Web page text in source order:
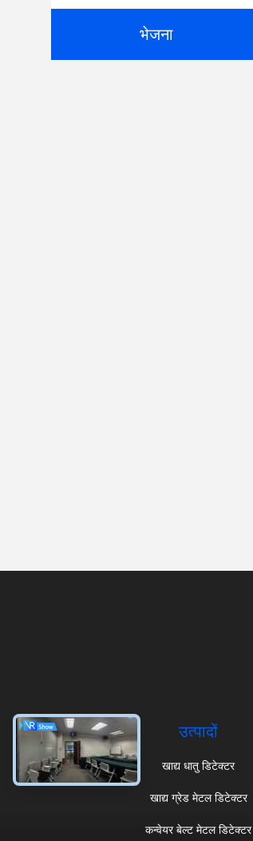
भेजना
उत्पादों
खाद्य धातु डिटेक्टर
खाद्य ग्रेड मेटल डिटेक्टर
कन्वेयर बेल्ट मेटल डिटेक्टर